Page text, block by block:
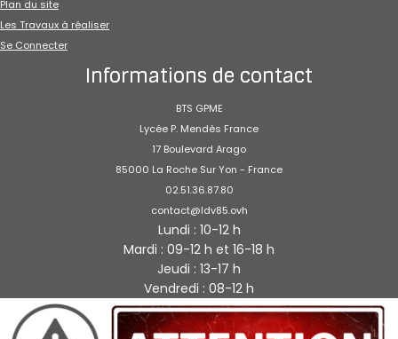
Plan du site
Les Travaux à réaliser
Se Connecter
Informations de contact
BTS GPME
Lycée P. Mendès France
17 Boulevard Arago
85000 La Roche Sur Yon - France
02.51.36.87.80
contact@ldv85.ovh
Lundi : 10-12 h
Mardi : 09-12 h et 16-18 h
Jeudi : 13-17 h
Vendredi : 08-12 h